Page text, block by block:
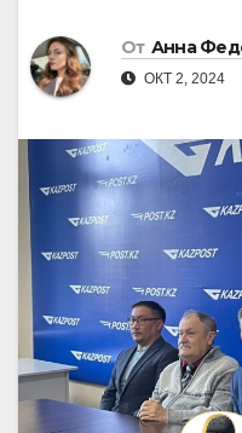
От Анна
ОКТ 2, 2024